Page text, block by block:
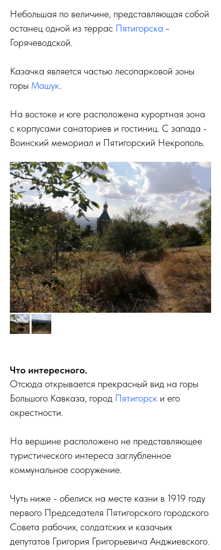
Небольшая по величине, представляющая собой
останец одной из террас Пятигорска -
Горячеводской.
Казачка является частью лесопарковой зоны
горы Машук.
На востоке и юге расположена курортная зона
с корпусами санаториев и гостиниц. С запада -
Воинский мемориал и Пятигорский Некрополь.
Что интересного.
Отсюда открывается прекрасный вид на горы
Большого Кавказа, город Пятигорск и его
окрестности.
На вершине расположено не представляющее
туристического интереса заглубленное
коммунальное сооружение.
Чуть ниже - обелиск на месте казни в 1919 году
первого Председателя Пятигорского городского
Совета рабочих, солдатских и казачьих
депутатов Григория Григорьевича Анджиевского.